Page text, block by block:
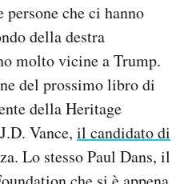
che ci hanno
della destra
molto vicine a Trump.
del prossimo libro di
della Heritage
J.D. Vance, il candidato di
Lo stesso Paul Dans, il